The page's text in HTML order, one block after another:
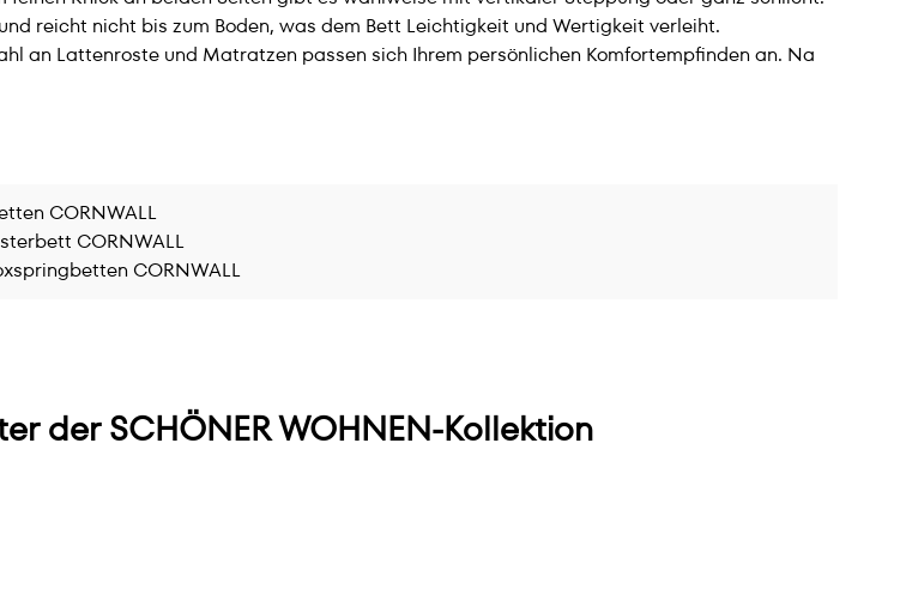
reicht nicht bis zum Boden, was dem Bett Leichtigkeit und Wertigkeit verleiht.
an Lattenroste und Matratzen passen sich Ihrem persönlichen Komfortempfinden an. Na
CORNWALL
CORNWALL
CORNWALL
der SCHÖNER WOHNEN-Kollektion